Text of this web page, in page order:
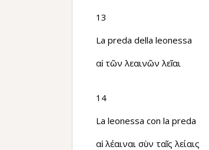
13
La preda della leonessa
αἱ τῶν λεαινῶν λεῖαι
14
La leonessa con la preda
αἱ λέαιναι σὺν ταῖς λείαις